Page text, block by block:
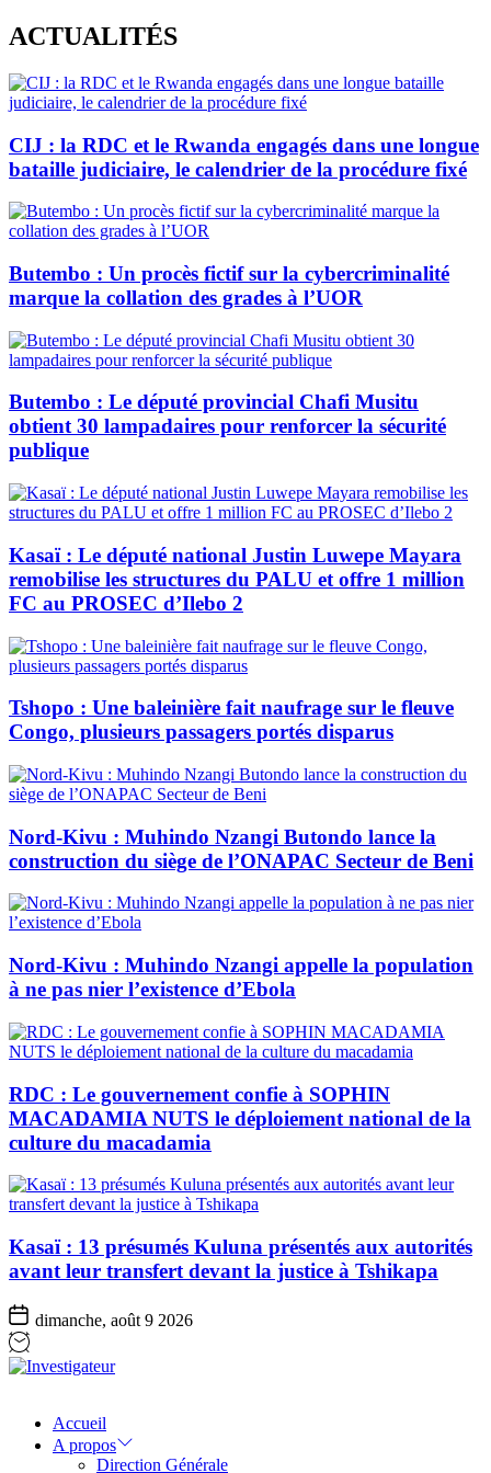
Skip
to
content
ACTUALITÉS
CIJ : la RDC et le Rwanda engagés dans une longue
bataille judiciaire, le calendrier de la procédure fixé
Butembo : Un procès fictif sur la cybercriminalité
marque la collation des grades à l’UOR
Butembo : Le député provincial Chafi Musitu
obtient 30 lampadaires pour renforcer la sécurité
publique
Kasaï : Le député national Justin Luwepe Mayara
remobilise les structures du PALU et offre 1 million
FC au PROSEC d’Ilebo 2
Tshopo : Une baleinière fait naufrage sur le fleuve
Congo, plusieurs passagers portés disparus
Nord-Kivu : Muhindo Nzangi Butondo lance la
construction du siège de l’ONAPAC Secteur de Beni
Nord-Kivu : Muhindo Nzangi appelle la population
à ne pas nier l’existence d’Ebola
RDC : Le gouvernement confie à SOPHIN
MACADAMIA NUTS le déploiement national de la
culture du macadamia
Kasaï : 13 présumés Kuluna présentés aux autorités
avant leur transfert devant la justice à Tshikapa
dimanche, août 9 2026
Accueil
A propos
Direction Générale